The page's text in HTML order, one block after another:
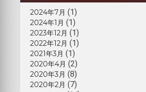
2024年7月 (1)
2024年1月 (1)
2023年12月 (1)
2022年12月 (1)
2021年3月 (1)
2020年4月 (2)
2020年3月 (8)
2020年2月 (7)